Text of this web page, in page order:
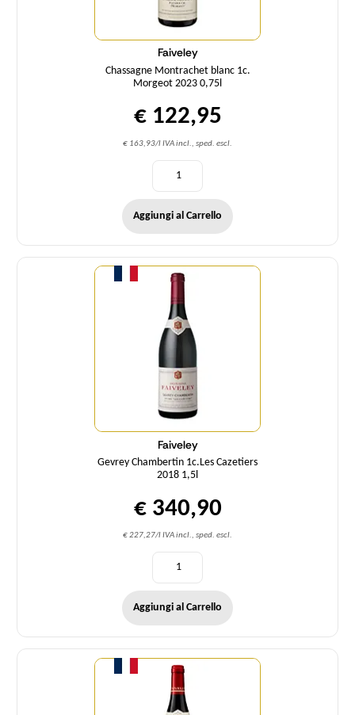
Faiveley
Chassagne Montrachet blanc 1c.
Morgeot 2023 0,75l
€ 122,95
€ 163,93/l IVA incl., sped. escl.
Aggiungi al Carrello
Faiveley
Gevrey Chambertin 1c.Les Cazetiers
2018 1,5l
€ 340,90
€ 227,27/l IVA incl., sped. escl.
Quantità
Aggiungi al Carrello
Quantità